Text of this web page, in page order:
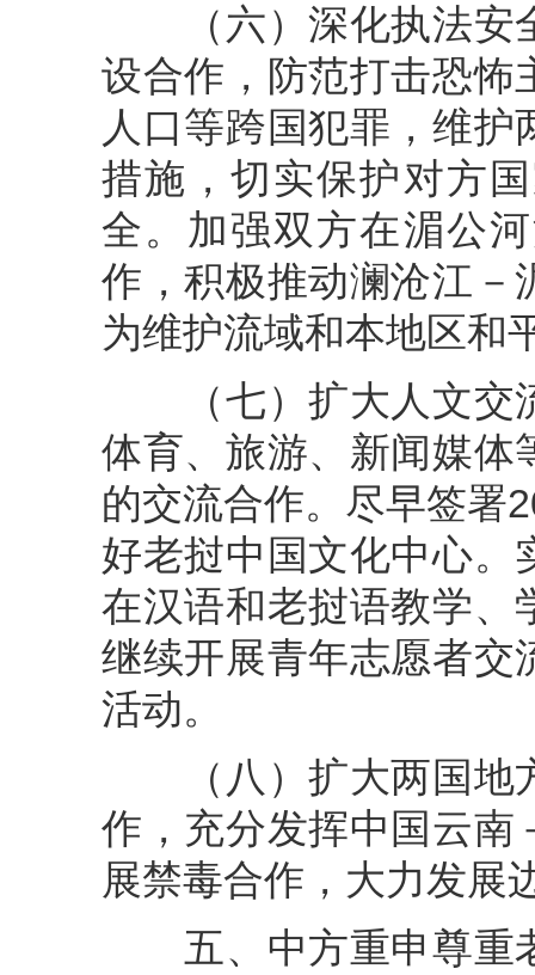
（六）深化执法安
设合作，防范打击恐怖
人口等跨国犯罪，维
措施，切实保护对方
全。加强双方在湄公
作，积极推动澜沧江－
为维护流域和本地区和
（七）扩大人文交
体育、旅游、新闻媒体
的交流合作。尽早签署
好老挝中国文化中心。
在汉语和老挝语教学、
继续开展青年志愿者交
活动。
（八）扩大两国地
作，充分发挥中国云南
展禁毒合作，大力发展
五、中方重申尊重